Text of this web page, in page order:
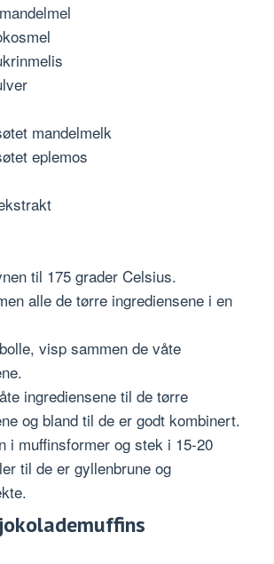
mandelmelk
eplemos
til 175 grader Celsius.
alle de tørre ingrediensene i en
visp sammen de våte
ingrediensene til de tørre
og bland til de er godt kombinert.
i muffinsformer og stek i 15-20
til de er gyllenbrune og